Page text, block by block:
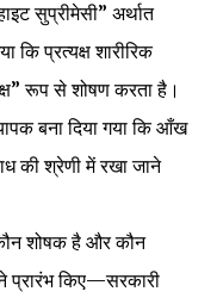
सुप्रीमेसी” अर्थात
कि प्रत्यक्ष शारीरिक
रूप से शोषण करता है।
बना दिया गया कि आँख
की श्रेणी में रखा जाने
शोषक है और कौन
प्रारंभ किए—सरकारी